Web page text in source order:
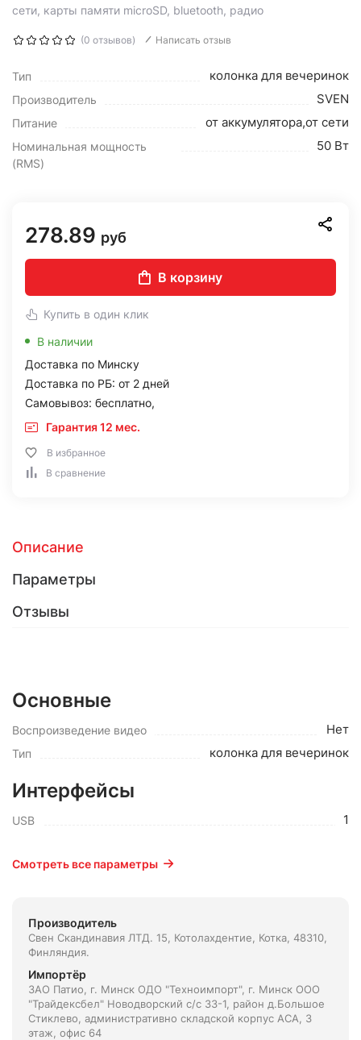
сети, карты памяти microSD, bluetooth, радио
(0 отзывов) Написать отзыв
Тип колонка для вечеринок
Производитель SVEN
Питание от аккумулятора,от сети
Номинальная мощность
(RMS)
50 Вт
278.89 руб
В корзину
Купить в один клик
В наличии
Доставка по Минску
Доставка по РБ: от 2 дней
Самовывоз: бесплатно,
Гарантия 12 мес.
В избранное
В сравнение
Описание
Параметры
Отзывы
Основные
Воспроизведение видео Нет
Тип колонка для вечеринок
Интерфейсы
USB 1
Смотреть все параметры
Производитель
Свен Скандинавия ЛТД. 15, Котолахдентие, Котка, 48310,
Финляндия.
Импортёр
ЗАО Патио, г. Минск ОДО "Техноимпорт", г. Минск ООО
"Трайдексбел" Новодворский с/с 33-1, район д.Большое
Стиклево, административно складской корпус АСА, 3
этаж, офис 64